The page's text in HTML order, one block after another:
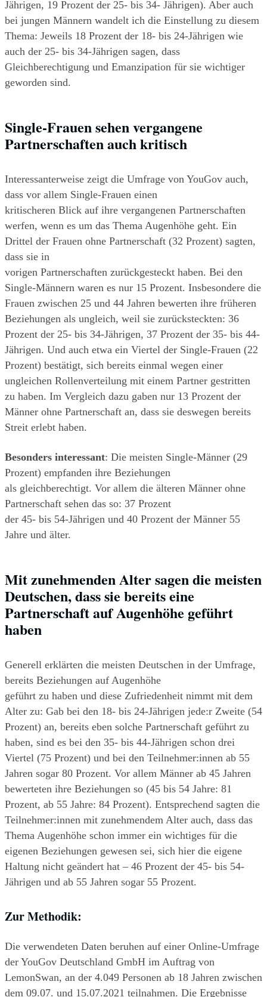
Jährigen, 19 Prozent der 25- bis 34- Jährigen). Aber auch
bei jungen Männern wandelt ich die Einstellung zu diesem
Thema: Jeweils 18 Prozent der 18- bis 24-Jährigen wie
auch der 25- bis 34-Jährigen sagen, dass
Gleichberechtigung und Emanzipation für sie wichtiger
geworden sind.
Single-Frauen sehen vergangene
Partnerschaften auch kritisch
Interessanterweise zeigt die Umfrage von YouGov auch,
dass vor allem Single-Frauen einen
kritischeren Blick auf ihre vergangenen Partnerschaften
werfen, wenn es um das Thema Augenhöhe geht. Ein
Drittel der Frauen ohne Partnerschaft (32 Prozent) sagten,
dass sie in
vorigen Partnerschaften zurückgesteckt haben. Bei den
Single-Männern waren es nur 15 Prozent. Insbesondere die
Frauen zwischen 25 und 44 Jahren bewerten ihre früheren
Beziehungen als ungleich, weil sie zurücksteckten: 36
Prozent der 25- bis 34-Jährigen, 37 Prozent der 35- bis 44-
Jährigen. Und auch etwa ein Viertel der Single-Frauen (22
Prozent) bestätigt, sich bereits einmal wegen einer
ungleichen Rollenverteilung mit einem Partner gestritten
zu haben. Im Vergleich dazu gaben nur 13 Prozent der
Männer ohne Partnerschaft an, dass sie deswegen bereits
Streit erlebt haben.
Besonders interessant: Die meisten Single-Männer (29
Prozent) empfanden ihre Beziehungen
als gleichberechtigt. Vor allem die älteren Männer ohne
Partnerschaft sehen das so: 37 Prozent
der 45- bis 54-Jährigen und 40 Prozent der Männer 55
Jahre und älter.
Mit zunehmenden Alter sagen die meisten
Deutschen, dass sie bereits eine
Partnerschaft auf Augenhöhe geführt
haben
Generell erklärten die meisten Deutschen in der Umfrage,
bereits Beziehungen auf Augenhöhe
geführt zu haben und diese Zufriedenheit nimmt mit dem
Alter zu: Gab bei den 18- bis 24-Jährigen jede:r Zweite (54
Prozent) an, bereits eben solche Partnerschaft geführt zu
haben, sind es bei den 35- bis 44-Jährigen schon drei
Viertel (75 Prozent) und bei den Teilnehmer:innen ab 55
Jahren sogar 80 Prozent. Vor allem Männer ab 45 Jahren
bewerteten ihre Beziehungen so (45 bis 54 Jahre: 81
Prozent, ab 55 Jahre: 84 Prozent). Entsprechend sagten die
Teilnehmer:innen mit zunehmendem Alter auch, dass das
Thema Augenhöhe schon immer ein wichtiges für die
eigenen Beziehungen gewesen sei, sich hier die eigene
Haltung nicht geändert hat – 46 Prozent der 45- bis 54-
Jährigen und ab 55 Jahren sogar 55 Prozent.
Zur Methodik:
Die verwendeten Daten beruhen auf einer Online-Umfrage
der YouGov Deutschland GmbH im Auftrag von
LemonSwan, an der 4.049 Personen ab 18 Jahren zwischen
dem 09.07. und 15.07.2021 teilnahmen. Die Ergebnisse